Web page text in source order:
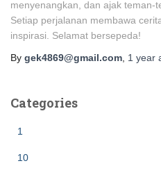
menyenangkan, dan ajak teman-
Setiap perjalanan membawa
inspirasi. Selamat bersepeda!
By gek4869@gmail.com 1 year
Categories
1
10